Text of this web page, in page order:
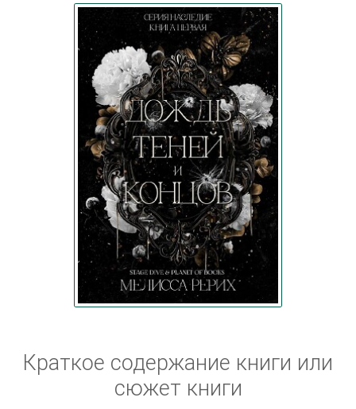
Краткое содержание книги или
сюжет книги